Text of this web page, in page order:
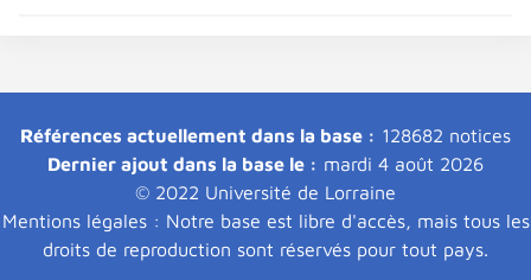
Références actuellement dans la base : 128682 notices
Dernier ajout dans la base le : mardi 4 août 2026
© 2022 Université de Lorraine
Mentions légales : Notre base est libre d'accès, mais tous les
droits de reproduction sont réservés pour tout pays.